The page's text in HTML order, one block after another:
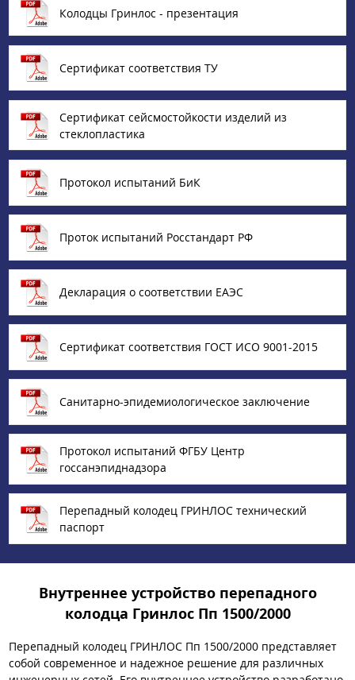
Колодцы Гринлос - презентация
Сертификат соответствия ТУ
Сертификат сейсмостойкости изделий из
стеклопластика
Протокол испытаний БиК
Проток испытаний Росстандарт РФ
Декларация о соответствии ЕАЭС
Сертификат соответствия ГОСТ ИСО 9001-2015
Санитарно-эпидемиологическое заключение
Протокол испытаний ФГБУ Центр
госсанэпиднадзора
Перепадный колодец ГРИНЛОС технический
паспорт
Внутреннее устройство перепадного
колодца Гринлос Пп 1500/2000
Перепадный колодец ГРИНЛОС Пп 1500/2000 представляет
собой современное и надежное решение для различных